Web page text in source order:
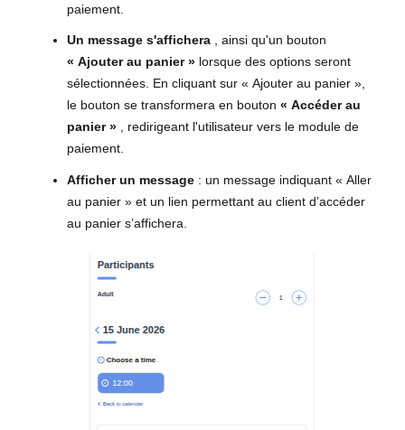
paiement.
Un message s'affichera , ainsi qu'un bouton
« Ajouter au panier » lorsque des options seront
sélectionnées. En cliquant sur « Ajouter au panier »,
le bouton se transformera en bouton « Accéder au
panier » , redirigeant l'utilisateur vers le module de
paiement.
Afficher un message : un message indiquant « Aller
au panier » et un lien permettant au client d’accéder
au panier s’affichera.